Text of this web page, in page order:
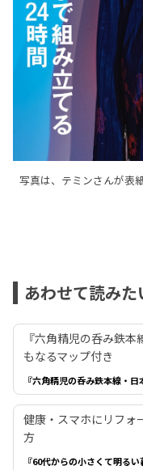
写真は、テミンさんが表
あわせて読みた
『六角精児の呑み鉄
もなるマップ付き
『六角精児の呑み鉄本線・日
健康・スマホにリフ
方
『60代からの小さくて明るい